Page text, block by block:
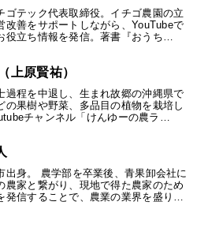
ゴテック代表取締役。イチゴ農園の立
改善をサポートしながら、YouTubeで
役立ち情報を発信。著書『おうち…
上原賢祐）
過程を中退し、生まれ故郷の沖縄県で
の果樹や野菜、多品目の植物を栽培し
チャンネル「けんゆーの農ラ…
出身。 農学部を卒業後、青果卸会社に
農家と繋がり、現地で得た農家のため
発信することで、農業の業界を盛り…